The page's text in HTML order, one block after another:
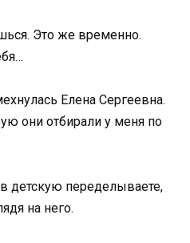
Это же временно.
Елена Сергеевна.
они отбирали у меня по
переделываете,
на него.